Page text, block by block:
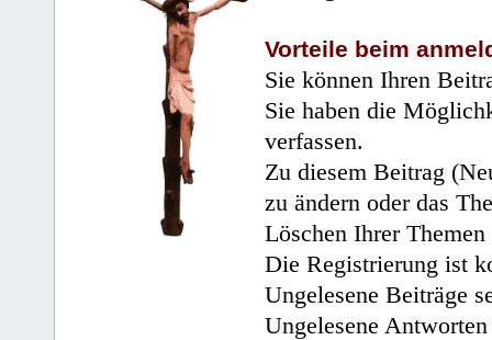
Vorteile beim
Sie können Ihren
Sie haben die
verfassen.
Zu diesem Beitrag
zu ändern oder das
Löschen Ihrer
Die Registrierung ist
Ungelesene Beiträge
Ungelesene